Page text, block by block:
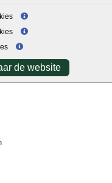
de website